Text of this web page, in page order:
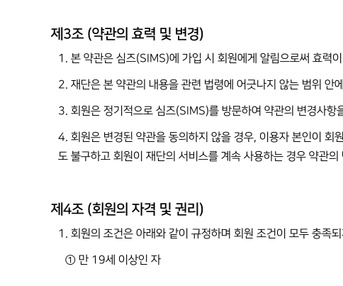
제3조 (약관의 효력 및 변경)
1. 본 약관은 심즈(SIMS)에 가입 시 회원에게 알림으로써 효력
2. 재단은 본 약관의 내용을 관련 법령에 어긋나지 않는 범위
3. 회원은 정기적으로 심즈(SIMS)를 방문하여 약관의 변경사
4. 회원은 변경된 약관을 동의하지 않을 경우, 이용자 본인이 회
도 불구하고 회원이 재단의 서비스를 계속 사용하는 경우 약관
제4조 (회원의 자격 및 권리)
1. 회원의 조건은 아래와 같이 규정하며 회원 조건이 모두 충족
① 만 19세 이상인 자